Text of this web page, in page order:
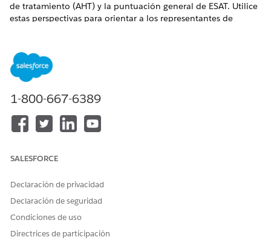
de tratamiento (AHT) y la puntuación general de ESAT. Utilice
estas perspectivas para orientar a los representantes de
Disponible en: Lightning Experience
Disponible en: Ediciones
Descripción general de Einstein for Service
en indicadores clave de eficiencia como el tiempo medio
través de tendencias de calidad de respuesta y
puntuación general de ESAT (ESAT). Por ejemplo, un
gestor de servicio puede identificar los equipos con baja
dirigidas, como la actualización de la solicitud o la
1-800-667-6389
SALESFORCE
Declaración de privacidad
Declaración de seguridad
Condiciones de uso
Directrices de participación